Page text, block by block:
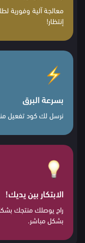
معالجة آلية وفورية
إنتظار!
بسرعة البرق
نرسل لك كود تفعيل
الابتكار بين يديك!
راح يوصلك منتجك
بشكل مباشر.